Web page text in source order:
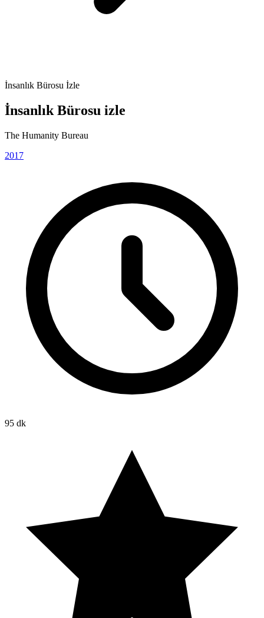
İnsanlık Bürosu İzle
İnsanlık Bürosu izle
The Humanity Bureau
2017
95 dk